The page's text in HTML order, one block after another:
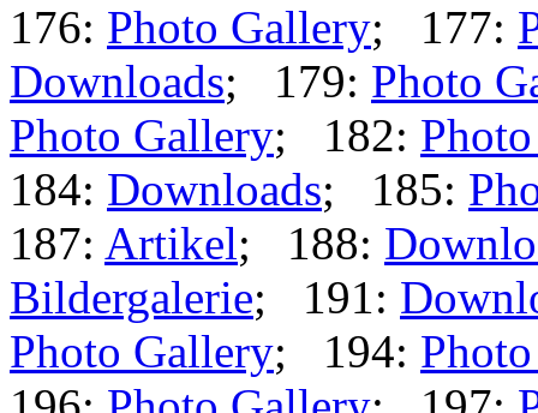
176: Photo Gallery; 177:
Downloads; 179: Photo
Photo Gallery; 182:
184: Downloads; 185:
187: Artikel; 188:
Bildergalerie; 191:
Photo Gallery; 194: